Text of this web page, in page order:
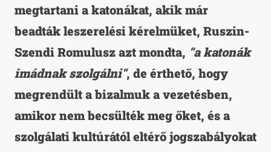
megtartani a katonákat, akik már
beadták leszerelési kérelmüket, Ruszin-
Szendi Romulusz azt mondta, "a katonák
imádnak szolgálni", de érthető, hogy
megrendült a bizalmuk a vezetésben,
amikor nem becsülték meg őket, és a
szolgálati kultúrától eltérő jogszabályokat